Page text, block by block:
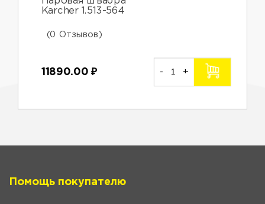
Karcher 1.513-564
(0 Отзывов)
11890.00₽ - +
Помощь покупателю